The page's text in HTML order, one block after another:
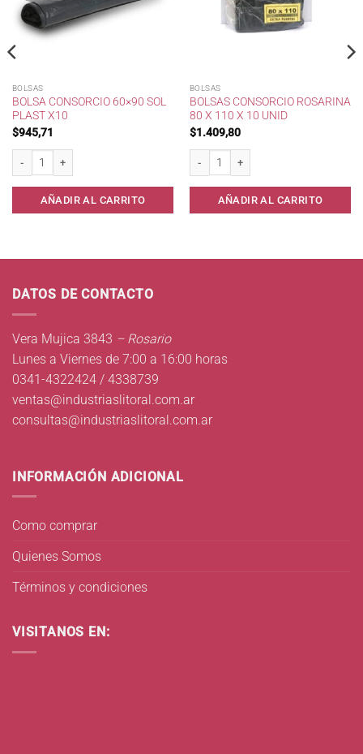
BOLSAS
BOLSA CONSORCIO 60×90 SOL
PLAST X10
$945,71
Bolsa Consorcio 60x90 Sol Plast x10 cantidad
AÑADIR AL CARRITO
BOLSAS
BOLSAS CONSORCIO ROSARINA
80 X 110 X 10 UNID
$1.409,80
Bolsas consorcio Rosarina 80 x 110 x
AÑADIR AL CARRITO
cantidad
DATOS DE CONTACTO
Vera Mujica 3843 – Rosario
Lunes a Viernes de 7:00 a 16:00 horas
0341-4322424 / 4338739
ventas@industriaslitoral.com.ar
consultas@industriaslitoral.com.ar
INFORMACIÓN ADICIONAL
Como comprar
Quienes Somos
Términos y condiciones
VISITANOS EN: